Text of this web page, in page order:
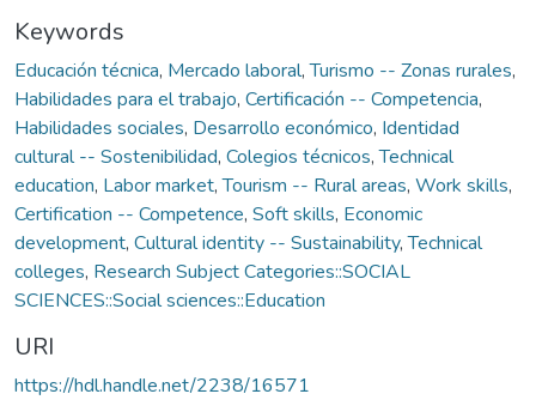
Keywords
Educación técnica, Mercado laboral,Turismo -- Zonas rurales,
Habilidades para el trabajo, Certificación -- Competencia,
Habilidades sociales, Desarrollo económico, Identidad
cultural -- Sostenibilidad, Colegios técnicos,Technical
education, Labor market,Tourism -- Rural areas, Work skills,
Certification -- Competence, Soft skills, Economic
development, Cultural identity -- Sustainability,Technical
colleges, Research Subject Categories::SOCIAL
SCIENCES::Social sciences::Education
URI
https://hdl.handle.net/2238/16571